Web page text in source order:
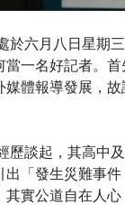
六月八日星期
當一名好記者。
體報導發展，
談起，其高中
出「發生災難事
其實公道自在人